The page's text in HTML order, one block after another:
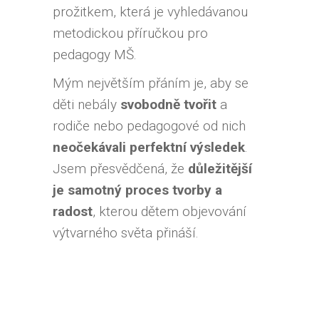
prožitkem, která je vyhledávanou
metodickou příručkou pro
pedagogy MŠ.
Mým největším přáním je, aby se
děti nebály svobodně tvořit a
rodiče nebo pedagogové od nich
neočekávali perfektní výsledek.
Jsem přesvědčená, že důležitější
je samotný proces tvorby a
radost, kterou dětem objevování
výtvarného světa přináší.